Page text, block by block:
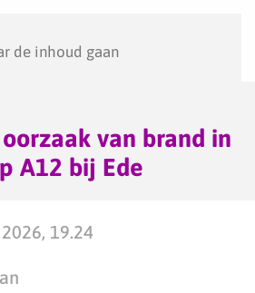
de inhoud gaan
van brand in
A12 bij Ede
19.24